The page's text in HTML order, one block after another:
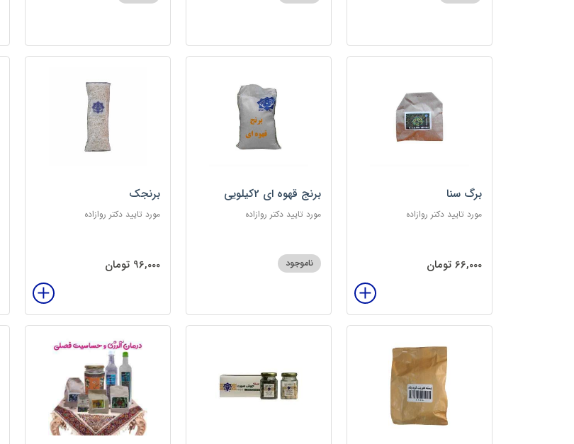
برگ سنا
مورد تایید دکتر روازاده
66,000 تومان
برنج قهوه ای 2کیلویی
مورد تایید دکتر روازاده
ناموجود
برنجک
مورد تایید دکتر روازاده
96,000 تومان